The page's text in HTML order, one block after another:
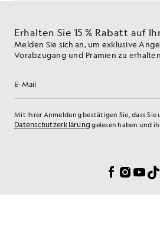
Erhalten Sie 15 % Rabatt auf
Melden Sie sich an, um exklusive
Vorabzugang und Prämien zu
E-Mail-Adresse
Mit Ihrer Anmeldung bestätigen Sie, dass Sie
Datenschutzerklärung gelesen haben und
Facebook
Instagram